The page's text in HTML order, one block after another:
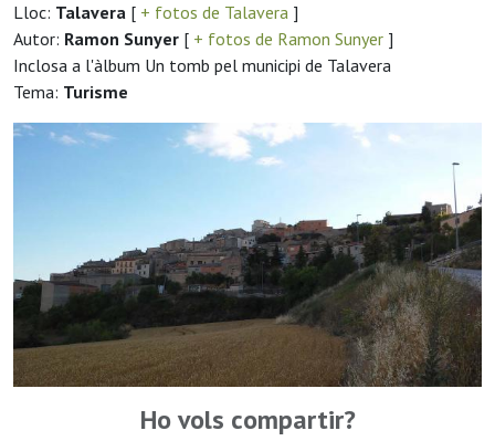
Lloc: Talavera [ + fotos de Talavera ]
Autor: Ramon Sunyer [ + fotos de Ramon Sunyer ]
Inclosa a l'àlbum Un tomb pel municipi de Talavera
Tema: Turisme
Ho vols compartir?